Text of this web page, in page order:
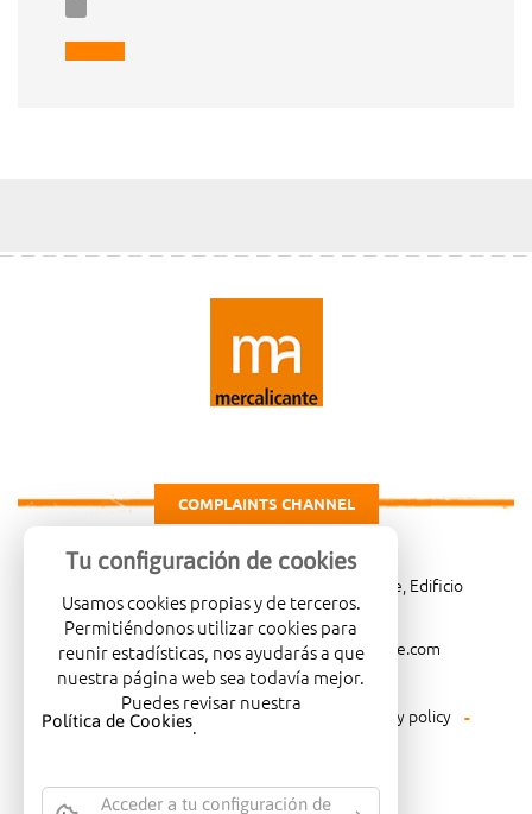
COMPLAINTS CHANNEL
Carretera de Madrid Km. 4, 03007 Alicante, Edificio
Administrativo, planta 3ª
966081001
merca@mercalicante.com
Legal warning Cookies policy
Privacy policy
Environmental policy
Tu configuración de cookies
Usamos cookies propias y de terceros.
Permitiéndonos utilizar cookies para
reunir estadísticas, nos ayudarás a que
nuestra página web sea todavía mejor.
Puedes revisar nuestra
Política de Cookies.
Acceder a tu configuración de